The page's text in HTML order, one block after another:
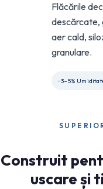
Flăcările
descărcate,
aer cald,
granulare.
~3–5%
Construit
uscare și